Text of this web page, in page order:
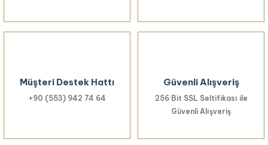
Müşteri Destek Hattı
+90 (553) 942 74 64
Güvenli Alışveriş
256 Bit SSL Seltifikası ile
Güvenli Alışveriş